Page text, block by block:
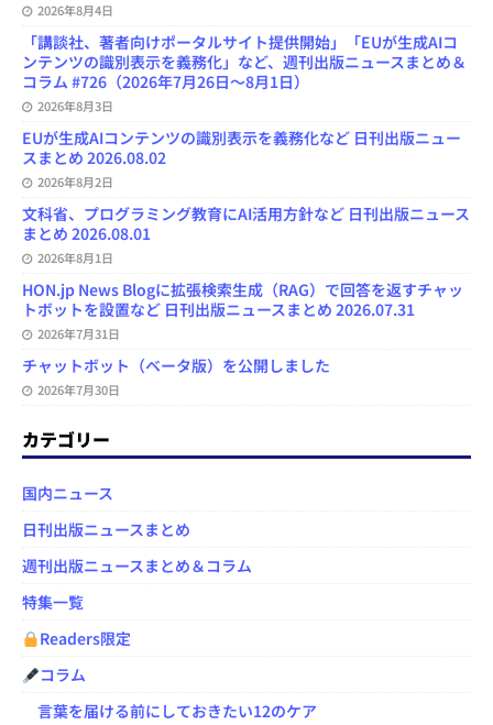
2026年8月4日
「講談社、著者向けポータルサイト提供開始」「EUが生成AIコ
ンテンツの識別表示を義務化」など、週刊出版ニュースまとめ＆
コラム #726（2026年7月26日～8月1日）
2026年8月3日
EUが生成AIコンテンツの識別表示を義務化など 日刊出版ニュー
スまとめ 2026.08.02
2026年8月2日
文科省、プログラミング教育にAI活用方針など 日刊出版ニュース
まとめ 2026.08.01
2026年8月1日
HON.jp News Blogに拡張検索生成（RAG）で回答を返すチャッ
トボットを設置など 日刊出版ニュースまとめ 2026.07.31
2026年7月31日
チャットボット（ベータ版）を公開しました
2026年7月30日
カテゴリー
国内ニュース
日刊出版ニュースまとめ
週刊出版ニュースまとめ＆コラム
特集一覧
Readers限定
コラム
言葉を届ける前にしておきたい12のケア